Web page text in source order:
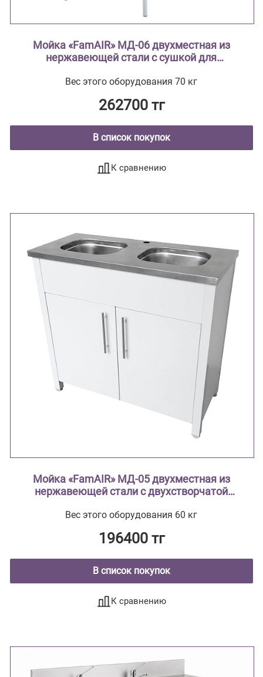
Мойка «FamAIR» МД-06 двухместная из
нержавеющей стали с сушкой для
Вес этого оборудования 70 кг
262700 тг
В список покупок
К сравнению
Мойка «FamAIR» МД-05 двухместная из
нержавеющей стали с двухстворчатой
Вес этого оборудования 60 кг
196400 тг
В список покупок
К сравнению